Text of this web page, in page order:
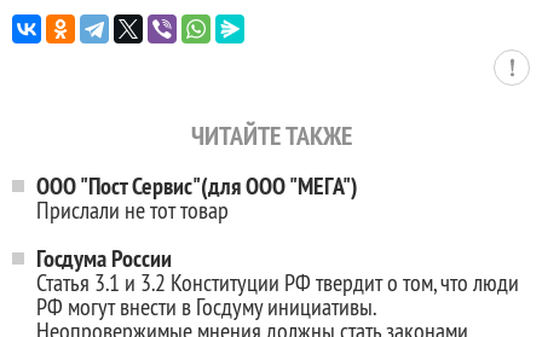
ЧИТАЙТЕ ТАКЖЕ
ООО "Пост Сервис"(для ООО "МЕГА")
Прислали не тот товар
Госдума России
Статья 3.1 и 3.2 Конституции РФ твердит о том, что люди
РФ могут внести в Госдуму инициативы.
Неопровержимые мнения должны стать законами